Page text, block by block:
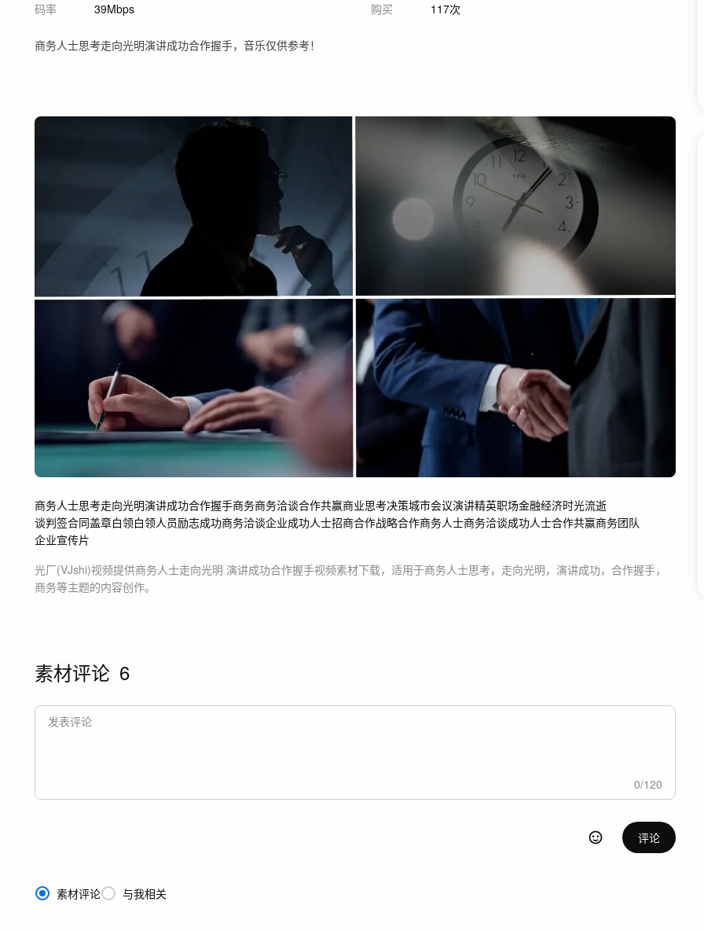
码率
39Mbps
购买
117次
商务人士思考走向光明演讲成功合作握手，音乐仅供参考！
商务人士思考走向光明演讲成功合作握手商务商务洽谈合作共赢商业思考决策城市会议演讲精英职场金融经济时光流逝
谈判签合同盖章白领白领人员励志成功商务洽谈企业成功人士招商合作战略合作商务人士商务洽谈成功人士合作共赢商务团队
企业宣传片
光厂(VJshi)视频提供商务人士走向光明 演讲成功合作握手视频素材下载，适用于商务人士思考，走向光明，演讲成功，合作握手，
商务等主题的内容创作。
素材评论 6
0/120
评论
素材评论 与我相关